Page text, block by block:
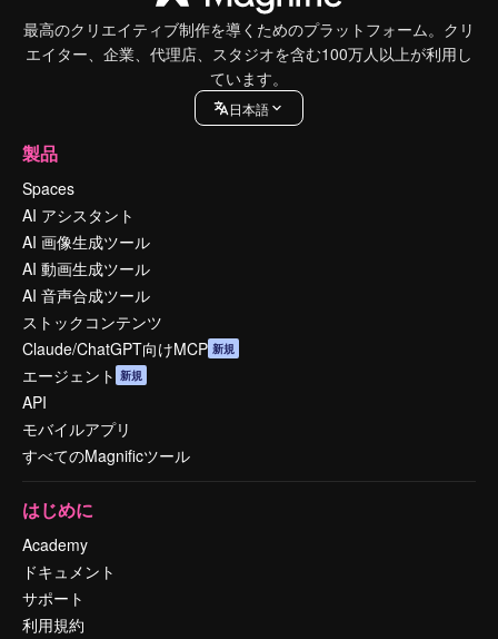
最高のクリエイティブ制作を導くためのプラットフォーム。クリ
エイター、企業、代理店、スタジオを含む100万人以上が利用し
ています。
日本語
製品
Spaces
AI アシスタント
AI 画像生成ツール
AI 動画生成ツール
AI 音声合成ツール
ストックコンテンツ
Claude/ChatGPT向けMCP 新規
エージェント 新規
API
モバイルアプリ
すべてのMagnificツール
はじめに
Academy
ドキュメント
サポート
利用規約